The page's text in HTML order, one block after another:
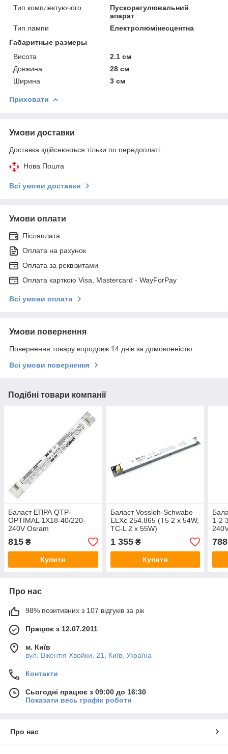
Тип комплектуючого
Пускорегулювальний
апарат
Тип лампи
Електролюмінесцентна
Габаритные размеры
Висота
2.1 см
Довжина
28 см
Ширина
3 см
Приховати
Умови доставки
Доставка здійснюється тільки по передоплаті.
Нова Пошта
Всі умови доставки
Умови оплати
Післяплата
Оплата на рахунок
Оплата за реквізитами
Оплата карткою Visa, Mastercard - WayForPay
Всі умови оплати
Умови повернення
Повернення товару впродовж 14 днів за домовленістю
Всі умови повернення
Подібні товари компанії
Баласт ЕПРА QTP-
OPTIMAL 1X18-40/220-
240V Osram
815 ₴
Купити
Баласт Vossloh-Schwabe
ELXc 254.865 (T5 2 x 54W,
TC-L 2 x 55W)
1 355₴
Купити
1-2
788
Про нас
98% позитивних з 107 відгуків за рік
Працює з 12.07.2011
м. Київ
вул. Вікентія Хвойки, 21, Київ, Україна
Контакти
Сьогодні працює з 09:00 до 16:30
Показати весь графік роботи
Про нас